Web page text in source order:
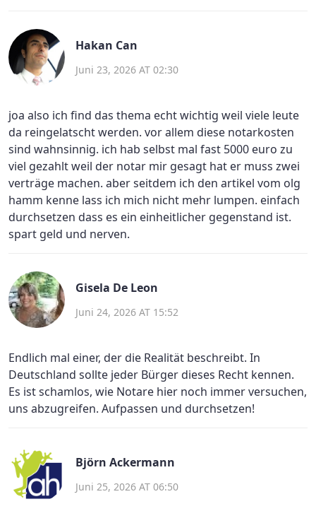
Hakan Can
Juni 23, 2026 AT 02:30
joa also ich find das thema echt wichtig weil viele leute
da reingelatscht werden. vor allem diese notarkosten
sind wahnsinnig. ich hab selbst mal fast 5000 euro zu
viel gezahlt weil der notar mir gesagt hat er muss zwei
verträge machen. aber seitdem ich den artikel vom olg
hamm kenne lass ich mich nicht mehr lumpen. einfach
durchsetzen dass es ein einheitlicher gegenstand ist.
spart geld und nerven.
Gisela De Leon
Juni 24, 2026 AT 15:52
Endlich mal einer, der die Realität beschreibt. In
Deutschland sollte jeder Bürger dieses Recht kennen.
Es ist schamlos, wie Notare hier noch immer versuchen,
uns abzugreifen. Aufpassen und durchsetzen!
Björn Ackermann
Juni 25, 2026 AT 06:50